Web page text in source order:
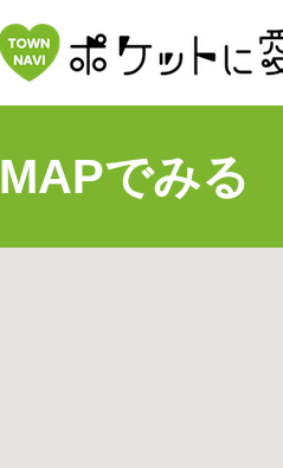
MAPでみる